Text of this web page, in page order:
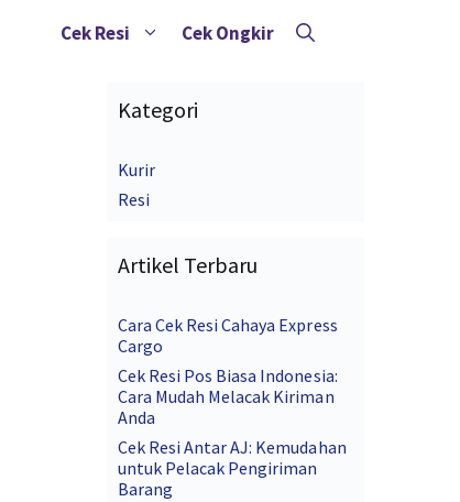
Cek Resi Cek Ongkir
Kategori
Kurir
Resi
Artikel Terbaru
Cara Cek Resi Cahaya Express
Cargo
Cek Resi Pos Biasa Indonesia:
Cara Mudah Melacak Kiriman
Anda
Cek Resi Antar AJ: Kemudahan
untuk Pelacak Pengiriman
Barang